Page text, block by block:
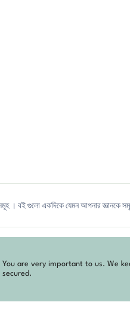
সমূহ । বই গুলো একদিকে যেমন আপনার
You are very important to us. We
secured.